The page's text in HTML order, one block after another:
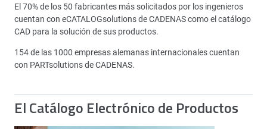
El 70% de los 50 fabricantes más solicitados por los ingenieros
cuentan con eCATALOGsolutions de CADENAS como el catálogo
CAD para la solución de sus productos.
154 de las 1000 empresas alemanas internacionales cuentan
con PARTsolutions de CADENAS.
El Catálogo Electrónico de Productos